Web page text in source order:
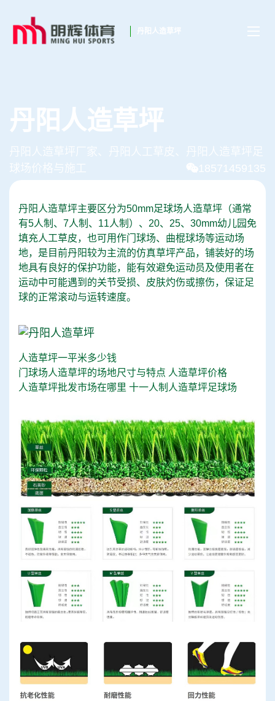
丹阳人造草坪
丹阳人造草坪
丹阳人造草坪厂家、丹阳人工草皮、丹阳人造草坪足
球场价格与施工
18571459135
丹阳人造草坪主要区分为50mm足球场人造草坪（通常
有5人制、7人制、11人制）、20、25、30mm幼儿园免
填充人工草皮，也可用作门球场、曲棍球场等运动场
地，是目前丹阳较为主流的仿真草坪产品，铺装好的场
地具有良好的保护功能，能有效避免运动员及使用者在
运动中可能遇到的关节受损、皮肤灼伤或擦伤，保证足
球的正常滚动与运转速度。
人造草坪一平米多少钱
门球场人造草坪的场地尺寸与特点 人造草坪价格
人造草坪批发市场在哪里 十一人制人造草坪足球场